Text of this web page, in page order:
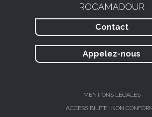
ROCAMADOUR
Contact
Appelez-nous
MENTIONS LÉGALES
ACCESSIBILITÉ : NON